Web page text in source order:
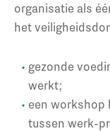
organisatie als
het
gezonde
werkt;
een workshop
tussen werk-